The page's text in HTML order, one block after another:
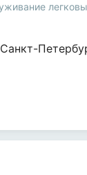
Санкт-